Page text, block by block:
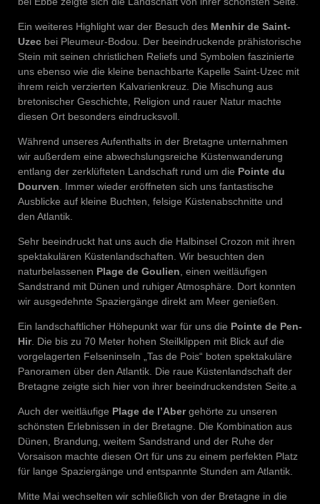
Ein weiteres Highlight war der Besuch des Menhir de Saint-
Uzec bei Pleumeur-Bodou. Der beeindruckende prähistorische
Stein mit seinen christlichen Reliefs und Symbolen faszinierte
uns ebenso wie die kleine benachbarte Kapelle Saint-Uzec mit
ihrem reich verzierten Kalvarienkreuz. Die Mischung aus
bretonischer Geschichte, Religion und rauer Natur machte
diesen Ort besonders eindrucksvoll.
Während unseres Aufenthalts in der Bretagne unternahmen
wir außerdem eine abwechslungsreiche Küstenwanderung
entlang der zerklüfteten Landschaft rund um die Pointe du
Dourven . Immer wieder eröffneten sich uns fantastische
Ausblicke auf kleine Buchten, felsige Küstenabschnitte und
den Atlantik.
Sehr beeindruckt hat uns auch die Halbinsel Crozon mit ihren
spektakulären Küstenlandschaften. Wir besuchten den
naturbelassenen Plage de Goulien , einen weitläufigen
Sandstrand mit Dünen und ruhiger Atmosphäre. Dort konnten
wir ausgedehnte Spaziergänge direkt am Meer genießen.
Ein landschaftlicher Höhepunkt war für uns die Pointe de Pen-
Hir. Die bis zu 70 Meter hohen Steilklippen mit Blick auf die
vorgelagerten Felseninseln „Tas de Pois“ boten spektakuläre
Panoramen über den Atlantik. Die raue Küstenlandschaft der
Bretagne zeigte sich hier von ihrer beeindruckendsten Seite.a
Auch der weitläufige Plage de l’Abergehörte zu unseren
schönsten Erlebnissen in der Bretagne. Die Kombination aus
Dünen, Brandung, weitem Sandstrand und der Ruhe der
Vorsaison machte diesen Ort für uns zu einem perfekten Platz
für lange Spaziergänge und entspannte Stunden am Atlantik.
Mitte Mai wechselten wir schließlich von der Bretagne in die